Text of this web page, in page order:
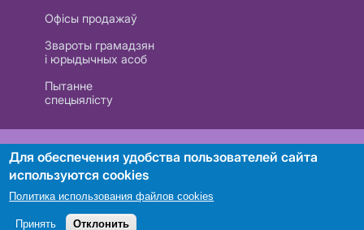
Офісы продажаў
Звароты грамадзян
і юрыдычных асоб
Пытанне
спецыялісту
РУП «Белтэлекам». УНП 101007741
Пошук
Для обеспечения удобства пользователей сайта
используются cookies
Политика использования файлов cookies
Принять Отклонить